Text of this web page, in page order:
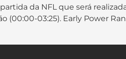
da NFL que será
(00:00-03:25). Early Power